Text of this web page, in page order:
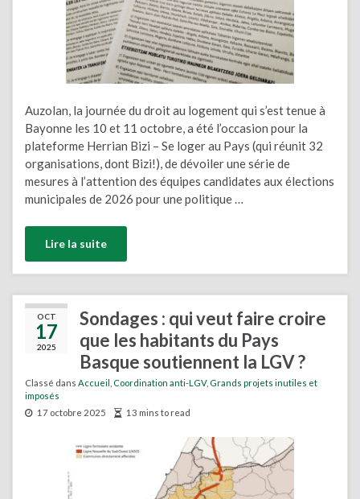
Auzolan, la journée du droit au logement qui s’est tenue à
Bayonne les 10 et 11 octobre, a été l’occasion pour la
plateforme Herrian Bizi – Se loger au Pays (qui réunit 32
organisations, dont Bizi!), de dévoiler une série de
mesures à l’attention des équipes candidates aux élections
municipales de 2026 pour une politique …
Lire la suite
OCT
17
2025
Sondages : qui veut faire croire
que les habitants du Pays
Basque soutiennent la LGV ?
Classé dans Accueil Coordination anti-LGV, Grands projets inutiles et
imposés
17 octobre 2025
13 mins to read